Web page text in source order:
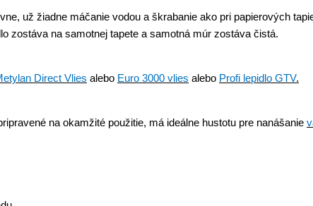
už žiadne máčanie vodou a škrabanie ako pri papierových
zostáva na samotnej tapete a samotná múr zostáva čistá.
Direct Vlies alebo Euro 3000 vlies alebo Profi lepidlo GTV.
na okamžité použitie, má ideálne hustotu pre nanášanie